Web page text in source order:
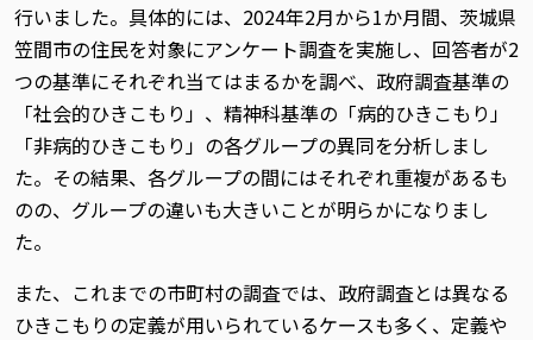
行いました。具体的には、2024年2月から1か月間、茨城県
笠間市の住民を対象にアンケート調査を実施し、回答者が2
つの基準にそれぞれ当てはまるかを調べ、政府調査基準の
「社会的ひきこもり」、精神科基準の「病的ひきこもり」
「非病的ひきこもり」の各グループの異同を分析しまし
た。その結果、各グループの間にはそれぞれ重複があるも
のの、グループの違いも大きいことが明らかになりまし
た。
また、これまでの市町村の調査では、政府調査とは異なる
ひきこもりの定義が用いられているケースも多く、定義や